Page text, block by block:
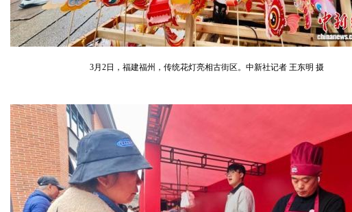
3月2日，福建福州，传统花灯亮相古街区。中新社记者 王东明 摄